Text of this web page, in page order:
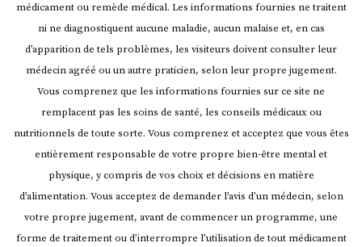
médicament ou remède médical. Les informations fournies ne traitent
ni ne diagnostiquent aucune maladie, aucun malaise et, en cas
d’apparition de tels problèmes, les visiteurs doivent consulter leur
médecin agréé ou un autre praticien, selon leur propre jugement.
Vous comprenez que les informations fournies sur ce site ne
remplacent pas les soins de santé, les conseils médicaux ou
nutritionnels de toute sorte. Vous comprenez et acceptez que vous êtes
entièrement responsable de votre propre bien-être mental et
physique, y compris de vos choix et décisions en matière
d’alimentation. Vous acceptez de demander l’avis d’un médecin, selon
votre propre jugement, avant de commencer un programme, une
forme de traitement ou d’interrompre l’utilisation de tout médicament